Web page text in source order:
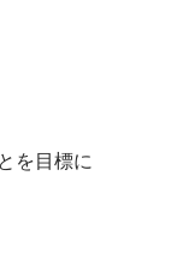
を目標に